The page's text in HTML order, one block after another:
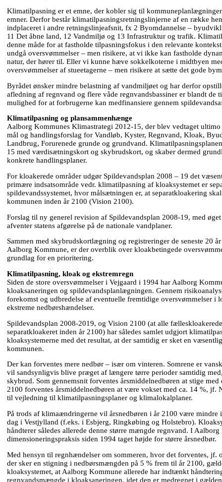
Klimatilpasning er et emne, der kobler sig til
emner. Derfor består klimatilpasningsretningslinjerne af en række
indplaceret i andre retningslinjeafsnit, fx 2 Byomdannelse –
11 Det åbne land, 12 Vandmiljø og 13 Infrastruktur og trafik.
denne måde for at fastholde tilpasningsfokus i den relevante
undgå oversvømmelser – men risikere, at vi ikke kan fastholde
natur, der hører til. Eller vi kunne hæve sokkelkoterne i midtbyen
oversvømmelser af stueetagerne – men risikere at sætte det gode
Byrådet ønsker mindre belastning af vandmiljøet og har derfor
afledning af regnvand og flere våde regnvandsbassiner er blandt de
mulighed for at forbrugerne kan medfinansiere gennem
Klimatilpasning og plansammenhænge
Aalborg Kommunes Klimastrategi 2012-15, der blev vedtaget
mål og handlingsforslag for Vandløb, Kyster, Regnvand, Kloak,
Landbrug, Forurenede grunde og grundvand.
15 med værdisætningskort og skybrudskort, og skaber dermed
konkrete handlingsplaner.
For kloakerede områder udgør Spildevandsplan 2008 – 19 det
primære indsatsområde vedr. klimatilpasning af kloaksystemet er
spildevandssystemet, hvor målsætningen er, at separatkloakering
kommunen inden år 2100 (Vision 2100).
Forslag til ny generel revision af Spildevandsplan 2008-19, med
afventer statens afgørelse på de nationale vandplaner.
Sammen med skybrudskortlægning og registreringer de seneste 20
Aalborg Kommune, er der overblik over kloakbetingede
grundlag for en prioritering.
Klimatilpasning, kloak og ekstremregn
Siden de store oversvømmelser i Vejgaard i 1994 har Aalborg
kloaksaneringen og spildevandsplanlægningen. Gennem
forekomst og udbredelse af eventuelle fremtidige oversvømmelser i
ekstreme nedbørshændelser.
Spildevandsplan 2008-2019, og Vision 2100 (at alle
separatkloakeret inden år 2100) har således samlet udgjort
kloaksystemerne med det resultat, at der samtidig er sket en
kommunen.
Der kan forventes mere nedbør – især om vinteren. Somrene er
vil sandsynligvis blive præget af længere tørre perioder samtidig
skybrud. Som gennemsnit forventes årsmiddelnedbøren at stige
2100 forventes årsmiddelnedbøren at være vokset med ca. 14 %, jf.
til vejledning til klimatilpasningsplaner og klimalokalplaner.
På trods af klimaændringerne vil årsnedbøren i år 2100 være mindre
dag i Vestjylland (f.eks. i Esbjerg, Ringkøbing og Holstebro).
håndterer således allerede denne større mængde regnvand. I
dimensioneringspraksis siden 1994 taget højde for større årsnedbør.
Med hensyn til regnhændelser om sommeren, hvor det forventes, jf.
der sker en stigning i nedbørsmængden på 5 % frem til år 2100,
kloaksystemet, at Aalborg Kommune allerede har indtænkt
regnvandsmængde i kloaksaneringen, idet den er medregnet i